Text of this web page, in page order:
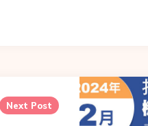
Next Post